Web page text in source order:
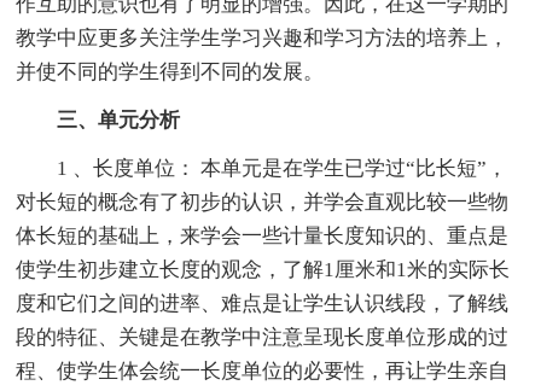
教学中应更多关注学生学习兴趣和学习方法的培养上，
并使不同的学生得到不同的发展。
三、单元分析
1 、长度单位： 本单元是在学生已学过“比长短”，
对长短的概念有了初步的认识，并学会直观比较一些物
体长短的基础上，来学会一些计量长度知识的、重点是
使学生初步建立长度的观念，了解1厘米和1米的实际长
度和它们之间的进率、难点是让学生认识线段，了解线
段的特征、关键是在教学中注意呈现长度单位形成的过
程、使学生体会统一长度单位的必要性，再让学生亲自